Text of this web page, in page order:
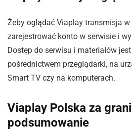
Żeby oglądać Viaplay transmisja w
zarejestrować konto w serwisie i
Dostęp do serwisu i materiałów
pośrednictwem przeglądarki, na
Smart TV czy na komputerach.
Viaplay Polska za
podsumowanie